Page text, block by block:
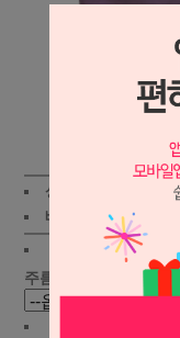
상품가 :
배송비 :
주름선택 :